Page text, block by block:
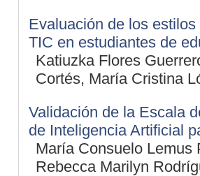
Evaluación de los
TIC en estudiantes de
Katiuzka Flores
Cortés, María Cristina
Validación de la Escala
de Inteligencia Artificial
María Consuelo Lemus
Rebecca Marilyn